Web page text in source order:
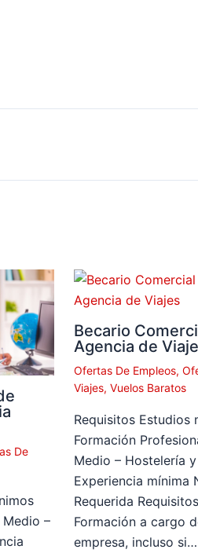
De
–
Becario
Agencia de
Ofertas De Empleos,
Viajes, Vuelos Baratos
Requisitos Estudios
Formación
Medio – Hostelería
Experiencia mínima
Requerida
Formación a cargo
empresa, incluso si…